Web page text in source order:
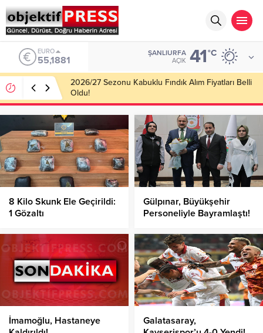
ALTIN
6.660,55
ŞANLIURFA
AÇIK 41°C
Haliliye Belediyesi Her Gün 4 Bin 898 Kişiye Sıcak
Yemek Ulaştırıyor!
8 Kilo Skunk Ele Geçirildi:
1 Gözaltı
Gülpınar, Büyükşehir
Personeliyle Bayramlaştı!
İmamoğlu, Hastaneye
Galatasaray,